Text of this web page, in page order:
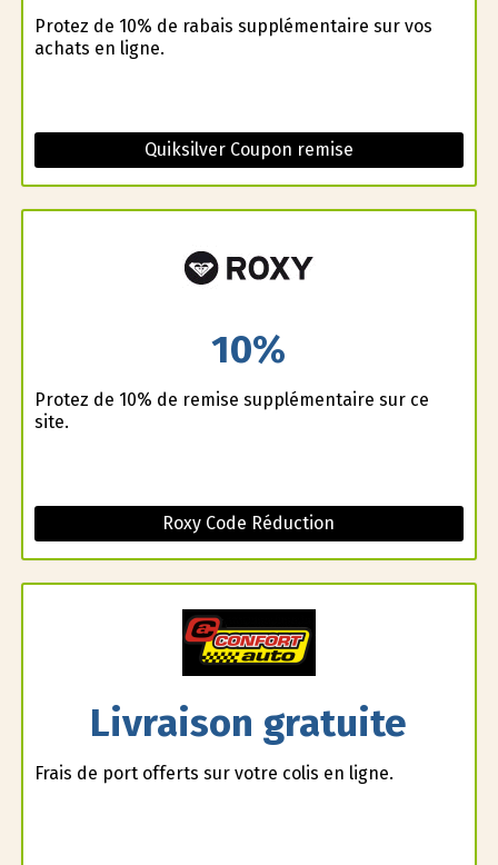
Profitez de 10% de rabais supplémentaire sur vos
achats en ligne.
Quiksilver Coupon remise
10%
Profitez de 10% de remise supplémentaire sur ce
site.
Roxy Code Réduction
Livraison gratuite
Frais de port offerts sur votre colis en ligne.